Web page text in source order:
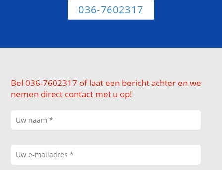
036-7602317
Bel 036-7602317 of laat een bericht achter en we
nemen direct contact met u op!